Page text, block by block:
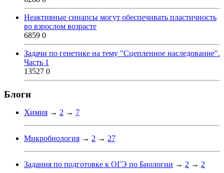
Неактивные синапсы могут обеспечивать пластичность
во взрослом возрасте
6859 0
Задачи по генетике на тему "Сцепленное наследование".
Часть 1
13527 0
Блоги
Химия → 2 → 7
Микробиология → 2 → 27
Задания по подготовке к ОГЭ по Биологии → 2 → 2